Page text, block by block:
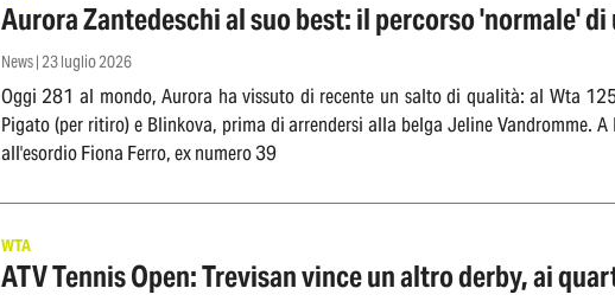
Aurora Zantedeschi al suo best: il percorso 'normale'
News | 23 luglio 2026
Oggi 281 al mondo, Aurora ha vissuto di recente un salto di qualità: al Wta
Pigato (per ritiro) e Blinkova, prima di arrendersi alla belga Jeline Vandromme.
all'esordio Fiona Ferro, ex numero 39
WTA
ATV Tennis Open: Trevisan vince un altro derby, ai